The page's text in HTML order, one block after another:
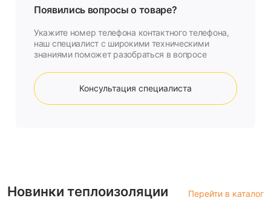
Появились вопросы о товаре?
Укажите номер телефона контактного телефона,
наш специалист с широкими техническими
знаниями поможет разобраться в вопросе
Консультация специалиста
Новинки теплоизоляции Перейти в каталог